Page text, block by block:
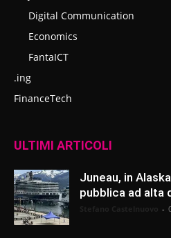
Digital Communication
Economics
FantaICT
.ing
FinanceTech
ULTIMI ARTICOLI
Juneau, in
pubblica ad alta
-